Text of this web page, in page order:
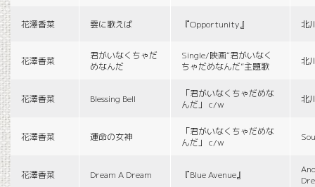
花澤香菜 雲に歌えば 『Opportunity』 北
花澤香菜
君がいなくちゃだ
めなんだ
Single/映画“君がいなく
ちゃだめなんだ”主題歌
北
花澤香菜 Blessing Bell
「君がいなくちゃだめな
んだ」 c/w
北
花澤香菜 運命の女神
「君がいなくちゃだめな
んだ」 c/w
花澤香菜 Dream A Dream 『Blue Avenue』